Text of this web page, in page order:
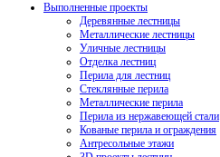
Выполненные проекты
Деревянные лестницы
Металлические лестницы
Уличные лестницы
Отделка лестниц
Перила для лестниц
Стеклянные перила
Металлические перила
Перила из нержавеющей стали
Кованые перила и ограждения
Антресольные этажи